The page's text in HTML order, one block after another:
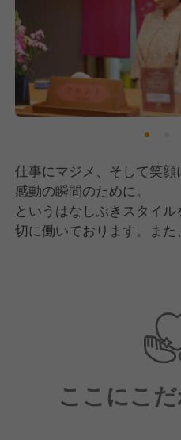
仕事にマジメ、そして笑
感動の瞬間のために。
というはなしぶきスタイ
切に働いております。ま
多彩に用意された花しぶ
あなたの能力を活かせる
ここにこ